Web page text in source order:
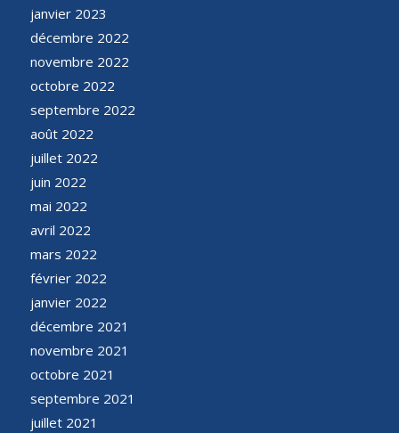
janvier 2023
décembre 2022
novembre 2022
octobre 2022
septembre 2022
août 2022
juillet 2022
juin 2022
mai 2022
avril 2022
mars 2022
février 2022
janvier 2022
décembre 2021
novembre 2021
octobre 2021
septembre 2021
juillet 2021